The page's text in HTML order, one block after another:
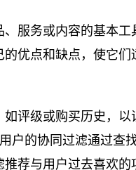
服务或内容的基本工
优点和缺点，使它
评级或购买历史，以
户的协同过滤通过查
荐与用户过去喜欢